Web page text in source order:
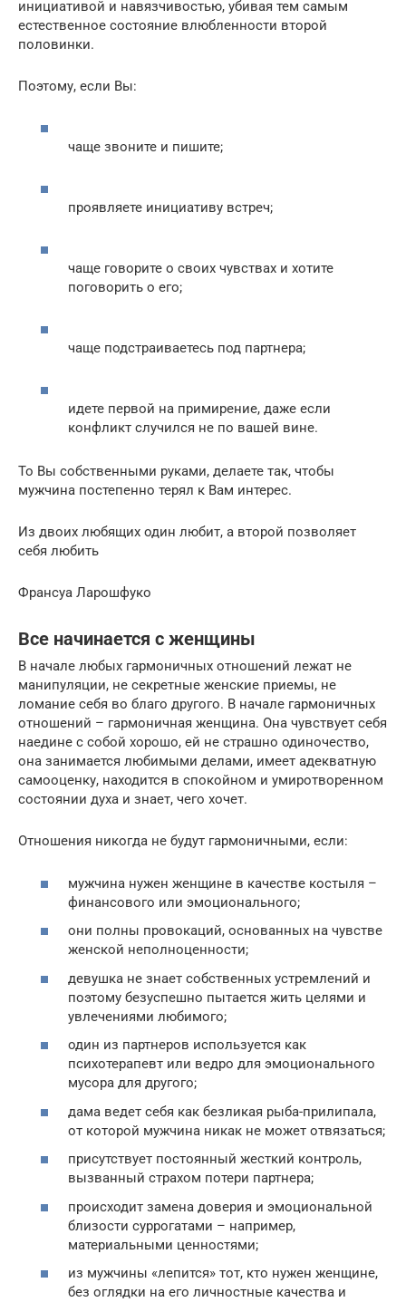
инициативой и навязчивостью, убивая тем самым
естественное состояние влюбленности второй
половинки.
Поэтому, если Вы:
чаще звоните и пишите;
проявляете инициативу встреч;
чаще говорите о своих чувствах и хотите
поговорить о его;
чаще подстраиваетесь под партнера;
идете первой на примирение, даже если
конфликт случился не по вашей вине.
То Вы собственными руками, делаете так, чтобы
мужчина постепенно терял к Вам интерес.
Из двоих любящих один любит, а второй позволяет
себя любить
Франсуа Ларошфуко
Все начинается с женщины
В начале любых гармоничных отношений лежат не
манипуляции, не секретные женские приемы, не
ломание себя во благо другого. В начале гармоничных
отношений – гармоничная женщина. Она чувствует себя
наедине с собой хорошо, ей не страшно одиночество,
она занимается любимыми делами, имеет адекватную
самооценку, находится в спокойном и умиротворенном
состоянии духа и знает, чего хочет.
Отношения никогда не будут гармоничными, если:
мужчина нужен женщине в качестве костыля –
финансового или эмоционального;
они полны провокаций, основанных на чувстве
женской неполноценности;
девушка не знает собственных устремлений и
поэтому безуспешно пытается жить целями и
увлечениями любимого;
один из партнеров используется как
психотерапевт или ведро для эмоционального
мусора для другого;
дама ведет себя как безликая рыба-прилипала,
от которой мужчина никак не может отвязаться;
присутствует постоянный жесткий контроль,
вызванный страхом потери партнера;
происходит замена доверия и эмоциональной
близости суррогатами – например,
материальными ценностями;
из мужчины «лепится» тот, кто нужен женщине,
без оглядки на его личностные качества и